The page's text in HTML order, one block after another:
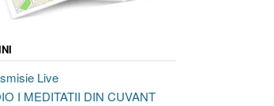
Live
I MEDITATII DIN CUVANT